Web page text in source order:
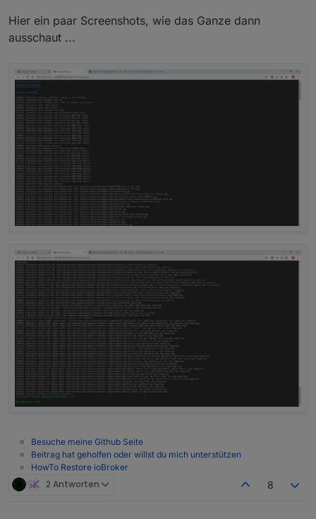
Hier ein paar Screenshots, wie das Ganze dann
ausschaut ...
Besuche meine Github Seite
Beitrag hat geholfen oder willst du mich unterstützen
HowTo Restore ioBroker
2 Antworten 8